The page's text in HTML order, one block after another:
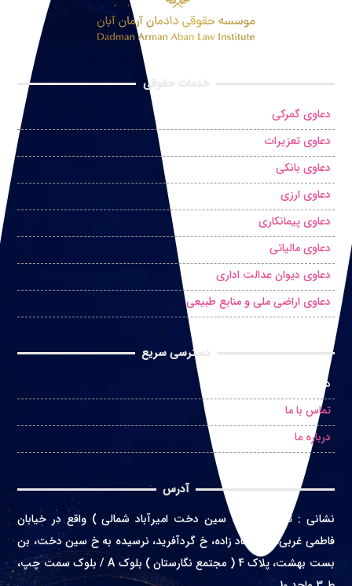
خدمات حقوقی
دعاوی گمرکی
دعاوی تعزیرات
دعاوی بانکی
دعاوی ارزی
دعاوی پیمانکاری
دعاوی مالیاتی
دعاوی دیوان عدالت اداری
دعاوی اراضی ملی و منابع طبیعی
دسترسی سریع
درخواست مشاوره حضوری
تماس با ما
درباره ما
آدرس
نشانی :تهران ( محله سین دخت امیرآباد شمالی ) واقع در خیابان
فاطمی غربی، خ اعتماد زاده، خ گردآفرید، نرسیده به خ سین دخت، بن
بست بهشت، پلاک 4 ( مجتمع نگارستان ) بلوک A / بلوک سمت چپ،